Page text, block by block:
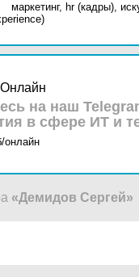
маркетинг, hr (кадры),
на наш
в сфере ИТ и
онлайн
«Демидов Сергей»